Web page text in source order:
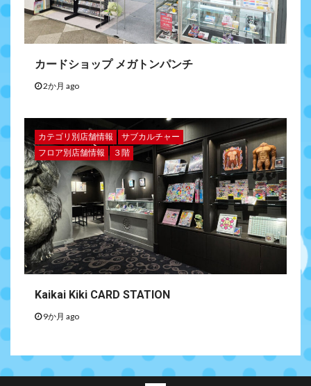
カードショップ メガトンパンチ
2か月 ago
カテゴリ別店舗情報
サブカルチャー
フロア別店舗情報
３階
Kaikai Kiki CARD STATION
9か月 ago